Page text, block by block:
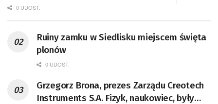
0 UDOST.
Ruiny zamku w Siedlisku miejscem święta
plonów
0 UDOST.
Grzegorz Brona, prezes Zarządu Creotech
Instruments S.A. Fizyk, naukowiec, były